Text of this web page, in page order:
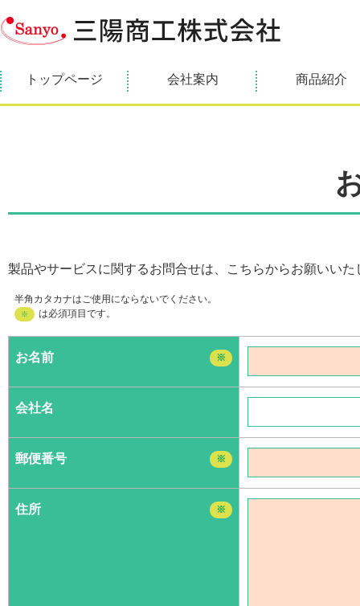
トップページ 会社案内 商品紹介
製品やサービスに関するお問合せは、こちらからお願いいた
半角カタカナはご使用にならないでください。
※ は必須項目です。
お名前 ※
会社名
郵便番号 ※
住所 ※